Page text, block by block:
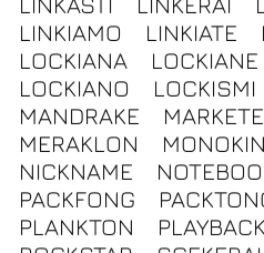
LINKIAMO
LINKIATE
LOCKIANA
LOCKIANE
LOCKIANO
LOCKISMI
MANDRAKE
MERAKLON
NICKNAME
PACKFONG
PLANKTON
PLAYBACK